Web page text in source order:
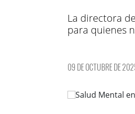
La directora
para quienes
09 DE OCTUBRE DE